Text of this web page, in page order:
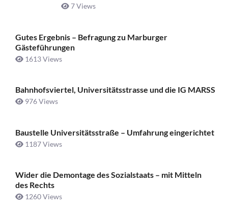
7 Views
Gutes Ergebnis – Befragung zu Marburger
Gästeführungen
1613 Views
Bahnhofsviertel, Universitätsstrasse und die IG MARSS
976 Views
Baustelle Universitätsstraße ­– Umfahrung eingerichtet
1187 Views
Wider die Demontage des Sozialstaats – mit Mitteln
des Rechts
1260 Views